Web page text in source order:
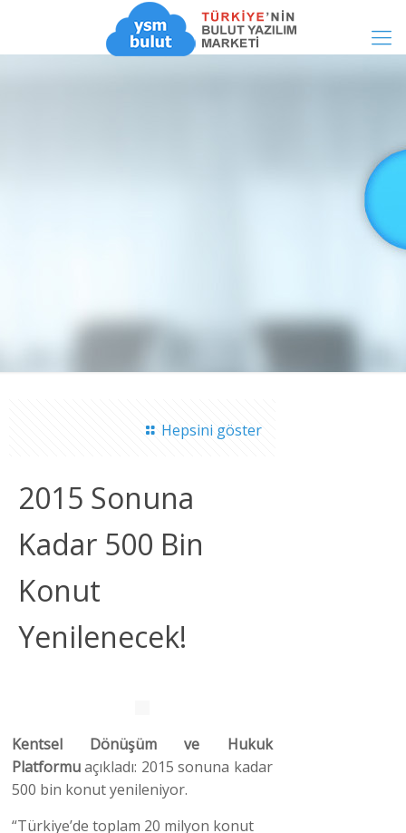
Hepsini göster
2015 Sonuna
Kadar 500 Bin
Konut
Yenilenecek!
Kentsel Dönüşüm ve Hukuk
Platformuaçıkladı: 2015 sonuna kadar
500 bin konut yenileniyor.
“Türkiye’de toplam 20 milyon konut